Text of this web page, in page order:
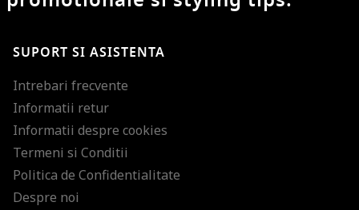
SUPORT SI ASISTENTA
Intrebari frecvente
Informatii retur
Informatii despre cookies
Termeni si Conditii
Politica de Confidentialitate
Despre noi